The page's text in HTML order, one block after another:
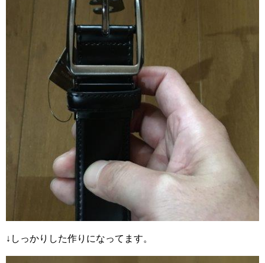
↓しっかりした作りになってます。